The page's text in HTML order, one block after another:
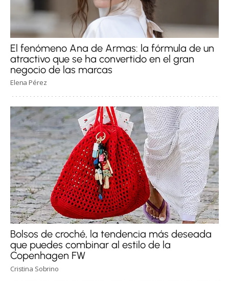
El fenómeno Ana de Armas: la fórmula de un
atractivo que se ha convertido en el gran
negocio de las marcas
Elena Pérez
Bolsos de croché, la tendencia más deseada
que puedes combinar al estilo de la
Copenhagen FW
Cristina Sobrino